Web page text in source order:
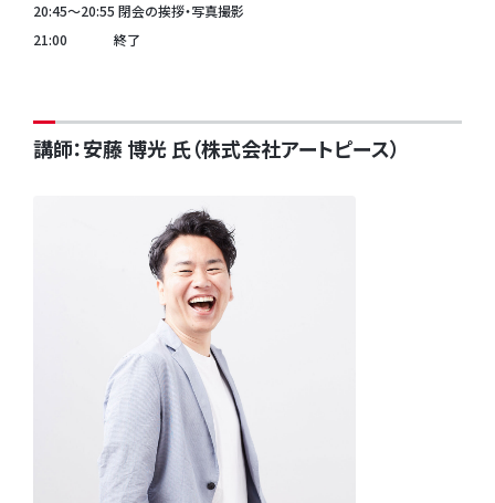
20:45～20:55 閉会の挨拶・写真撮影
21:00 終了
講師：安藤 博光 氏（株式会社アートピース）